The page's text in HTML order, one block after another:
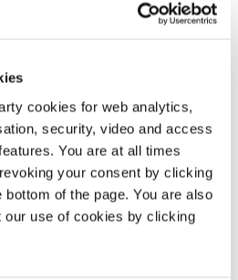
cookies for web analytics,
security, video and access
You are at all times
your consent by clicking
bottom of the page. You are also
our use of cookies by clicking
på alle